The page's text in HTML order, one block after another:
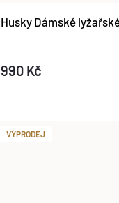
Husky Dámské
990 Kč
VÝPRODEJ